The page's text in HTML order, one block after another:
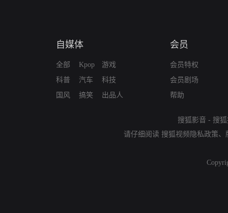
自媒体
全部
科普
国风
Kpop
汽车
搞笑
游戏
科技
出品人
会员
会员特权
会员剧场
帮助
搜狐影音 - 搜
请仔细阅读 搜狐视频隐私政策、